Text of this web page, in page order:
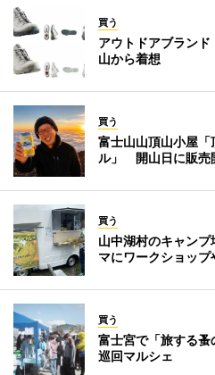
買う
アウトドアブラン
山から着想
買う
富士山山頂山小屋
ル」 開山日に販売
買う
山中湖村のキャン
マにワークショップ
買う
富士宮で「旅する
巡回マルシェ